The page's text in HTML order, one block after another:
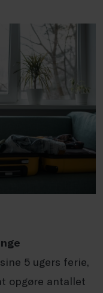
5 ugers ferie,
opgøre antallet